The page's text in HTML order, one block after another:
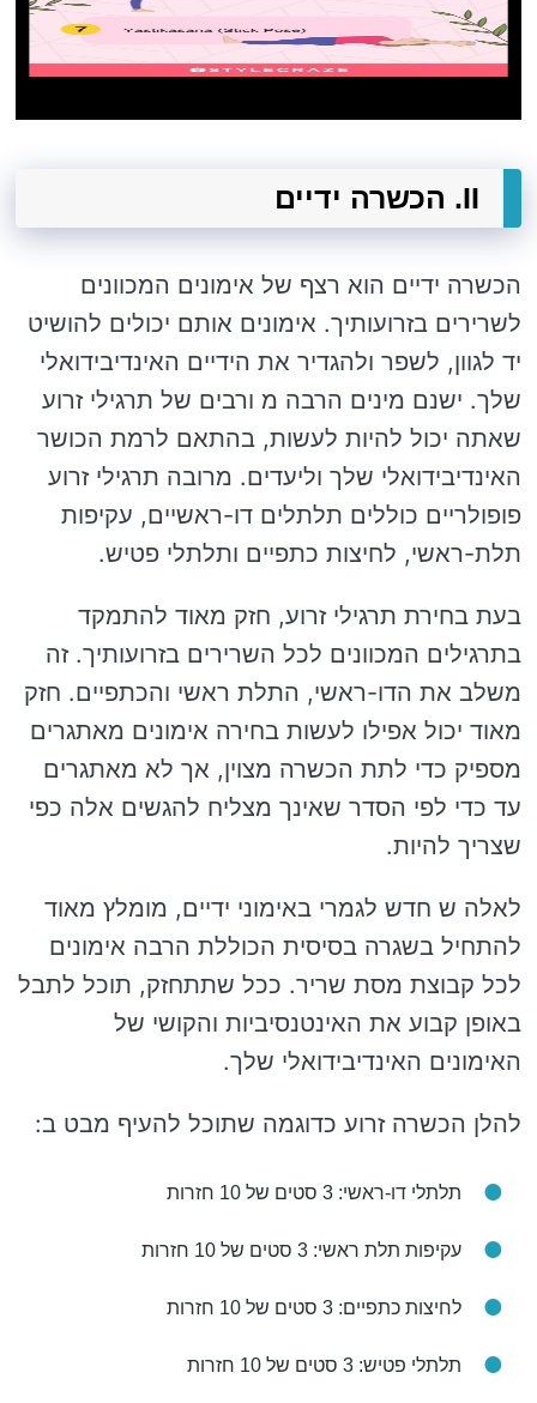
II. הכשרה ידיים
הכשרה ידיים הוא רצף של אימונים המכוונים
לשרירים בזרועותיך. אימונים אותם יכולים להושיט
יד לגוון, לשפר ולהגדיר את הידיים האינדיבידואלי
שלך. ישנם מינים הרבה מ ורבים של תרגילי זרוע
שאתה יכול להיות לעשות, בהתאם לרמת הכושר
האינדיבידואלי שלך וליעדים. מרובה תרגילי זרוע
פופולריים כוללים תלתלים דו-ראשיים, עקיפות
תלת-ראשי, לחיצות כתפיים ותלתלי פטיש.
בעת בחירת תרגילי זרוע, חזק מאוד להתמקד
בתרגילים המכוונים לכל השרירים בזרועותיך. זה
משלב את הדו-ראשי, התלת ראשי והכתפיים. חזק
מאוד יכול אפילו לעשות בחירה אימונים מאתגרים
מספיק כדי לתת הכשרה מצוין, אך לא מאתגרים
עד כדי לפי הסדר שאינך מצליח להגשים אלה כפי
שצריך להיות.
לאלה ש חדש לגמרי באימוני ידיים, מומלץ מאוד
להתחיל בשגרה בסיסית הכוללת הרבה אימונים
לכל קבוצת מסת שריר. ככל שתתחזק, תוכל לתבל
באופן קבוע את האינטנסיביות והקושי של
האימונים האינדיבידואלי שלך.
להלן הכשרה זרוע כדוגמה שתוכל להעיף מבט ב:
תלתלי דו-ראשי: 3 סטים של 10 חזרות
עקיפות תלת ראשי: 3 סטים של 10 חזרות
לחיצות כתפיים: 3 סטים של 10 חזרות
תלתלי פטיש: 3 סטים של 10 חזרות